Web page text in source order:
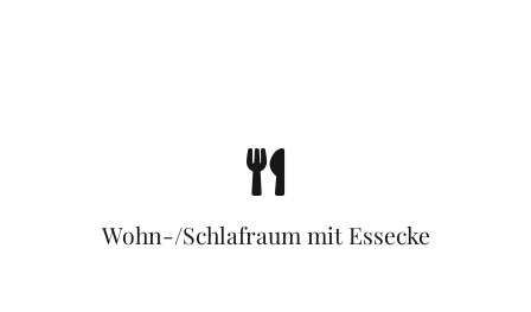
Wohn-/Schlafraum mit Essecke